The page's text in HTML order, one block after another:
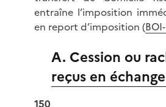
entraîne l’imposition
en report d’imposition (
A. Cession ou
reçus en échange